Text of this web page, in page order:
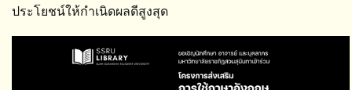
ประโยชน์ให้กำเนิดผลดีสูงสุด